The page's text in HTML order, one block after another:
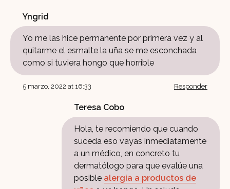
Yngrid
Yo me las hice permanente por primera vez y al
quitarme el esmalte la uña se me esconchada
como si tuviera hongo que horrible
5 marzo, 2022 at 16:33 Responder
Teresa Cobo
Hola, te recomiendo que cuando
suceda eso vayas inmediatamente
a un médico, en concreto tu
dermatólogo para que evalúe una
posible alergia a productos de